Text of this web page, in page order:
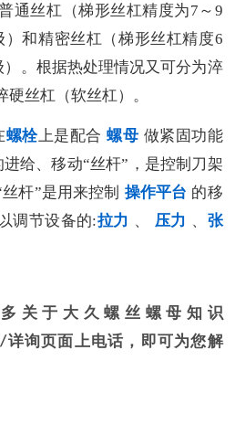
通丝杠（梯形丝杠精度为7～9
和精密丝杠（梯形丝杠精度6
。根据热处理情况又可分为淬
丝杠（软丝杠）。
螺栓上是配合 螺母 做紧固功能
进给、移动“丝杆”，是控制刀架
杆”是用来控制 操作平台 的移
调节设备的:拉力 、 压力 、 张
关于大久螺丝螺母知识
详询页面上电话，即可为您解